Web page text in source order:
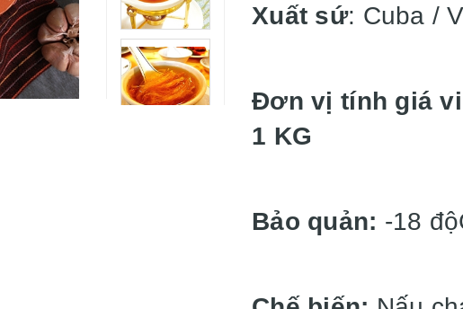
Xuất sứ: Cuba /
Đơn vị tính giá
1 KG
Bảo quản: -18